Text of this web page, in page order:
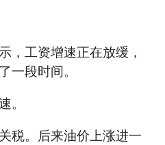
，工资增速正在放缓，
一段时间。
。
税。后来油价上涨进一